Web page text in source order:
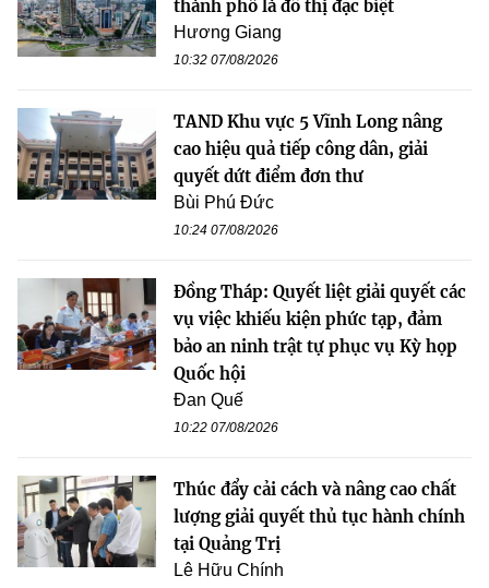
thành phố là đô thị đặc biệt
Hương Giang
10:32 07/08/2026
TAND Khu vực 5 Vĩnh Long nâng
cao hiệu quả tiếp công dân, giải
quyết dứt điểm đơn thư
Bùi Phú Đức
10:24 07/08/2026
Đồng Tháp: Quyết liệt giải quyết các
vụ việc khiếu kiện phức tạp, đảm
bảo an ninh trật tự phục vụ Kỳ họp
Quốc hội
Đan Quế
10:22 07/08/2026
Thúc đẩy cải cách và nâng cao chất
lượng giải quyết thủ tục hành chính
tại Quảng Trị
Lê Hữu Chính